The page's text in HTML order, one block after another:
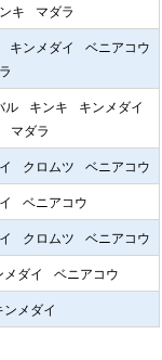
キ マダラ
キンメダイ
ベニアコウ
ル キンキ
キンメダイ
マダラ
クロムツ
ベニアコウ
ベニアコウ
クロムツ
ベニアコウ
メダイ
ベニアコウ
ンメダイ